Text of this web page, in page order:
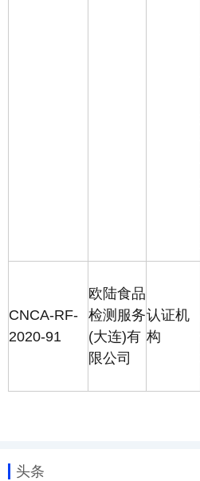
CNCA-RF-
2020-91
欧陆食品
检测服务
(大连)有
限公司
认证机
构
头条